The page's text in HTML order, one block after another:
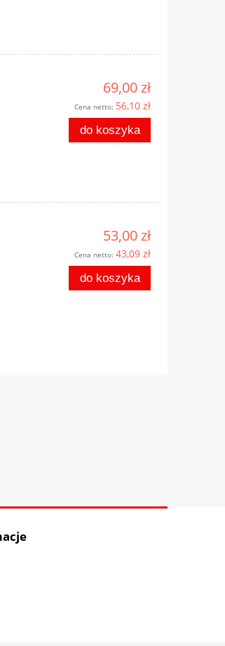
69,00 zł
Cena netto: 56,10 zł
do koszyka
53,00 zł
Cena netto: 43,09 zł
do koszyka